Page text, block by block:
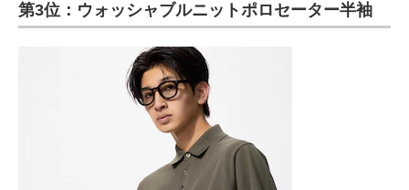
第3位：ウォッシャブルニットポロセーター半袖